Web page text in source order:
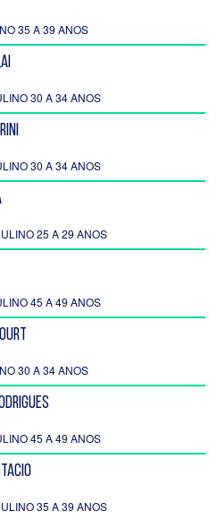
35 A 39 ANOS
30 A 34 ANOS
30 A 34 ANOS
25 A 29 ANOS
45 A 49 ANOS
30 A 34 ANOS
45 A 49 ANOS
35 A 39 ANOS